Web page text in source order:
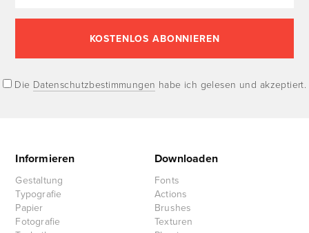
Die Datenschutzbestimmungen habe ich gelesen und akzeptiert.
Informieren
Gestaltung
Typografie
Papier
Fotografie
Downloaden
Fonts
Actions
Brushes
Texturen